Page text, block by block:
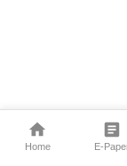
Home E-